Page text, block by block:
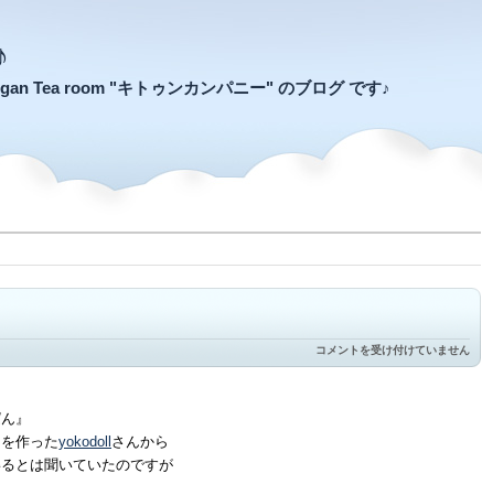
Tea room "キトゥンカンパニー" のブログ です♪
か
に
コメントを受け付けていません
』
作ったyokodoll さんから
とは聞いていたのですが